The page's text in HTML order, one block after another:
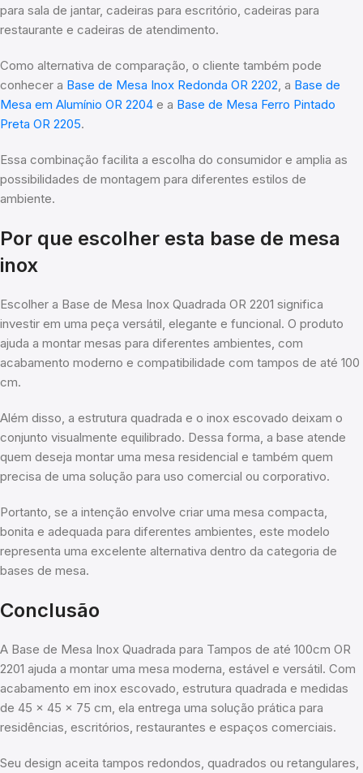
para sala de jantar, cadeiras para escritório, cadeiras para
restaurante e cadeiras de atendimento.
Como alternativa de comparação, o cliente também pode
conhecer a Base de Mesa Inox Redonda OR 2202, a Base de
Mesa em Alumínio OR 2204 e a Base de Mesa Ferro Pintado
Preta OR 2205.
Essa combinação facilita a escolha do consumidor e amplia as
possibilidades de montagem para diferentes estilos de
ambiente.
Por que escolher esta base de mesa
inox
Escolher a Base de Mesa Inox Quadrada OR 2201 significa
investir em uma peça versátil, elegante e funcional. O produto
ajuda a montar mesas para diferentes ambientes, com
acabamento moderno e compatibilidade com tampos de até 100
cm.
Além disso, a estrutura quadrada e o inox escovado deixam o
conjunto visualmente equilibrado. Dessa forma, a base atende
quem deseja montar uma mesa residencial e também quem
precisa de uma solução para uso comercial ou corporativo.
Portanto, se a intenção envolve criar uma mesa compacta,
bonita e adequada para diferentes ambientes, este modelo
representa uma excelente alternativa dentro da categoria de
bases de mesa.
Conclusão
A Base de Mesa Inox Quadrada para Tampos de até 100cm OR
2201 ajuda a montar uma mesa moderna, estável e versátil. Com
acabamento em inox escovado, estrutura quadrada e medidas
de 45 x 45 x 75 cm, ela entrega uma solução prática para
residências, escritórios, restaurantes e espaços comerciais.
Seu design aceita tampos redondos, quadrados ou retangulares,